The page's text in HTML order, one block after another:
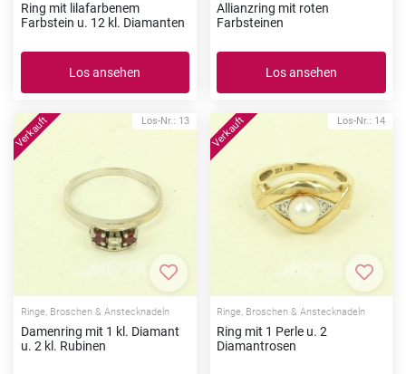
Ring mit lilafarbenem
Farbstein u. 12 kl. Diamanten
Los ansehen
Allianzring mit roten
Farbsteinen
Los ansehen
Los-Nr.: 13
Zur Merkliste hinzufügen
Ringe, Broschen & Anstecknadeln
Damenring mit 1 kl. Diamant
u. 2 kl. Rubinen
Los-Nr.: 14
Zur
Ringe, Broschen & Anstecknadeln
Ring mit 1 Perle u. 2
Diamantrosen